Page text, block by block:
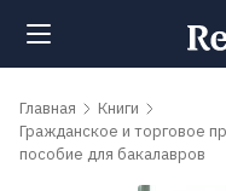
Поиск
Главная
Книги
Гражданское и торговое
пособие для бакалавров